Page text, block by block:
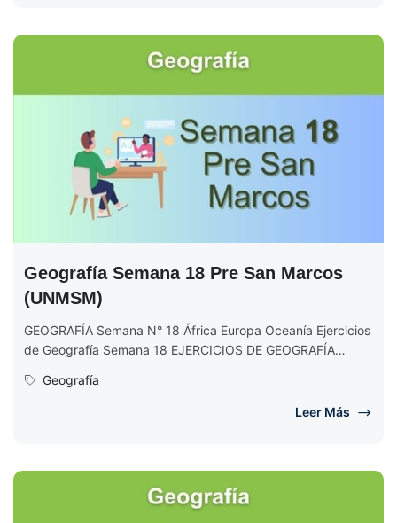
Geografía Semana 18 Pre San Marcos
(UNMSM)
GEOGRAFÍA Semana N° 18 África Europa Oceanía Ejercicios
de Geografía Semana 18 EJERCICIOS DE GEOGRAFÍA
Geografía
Leer Más